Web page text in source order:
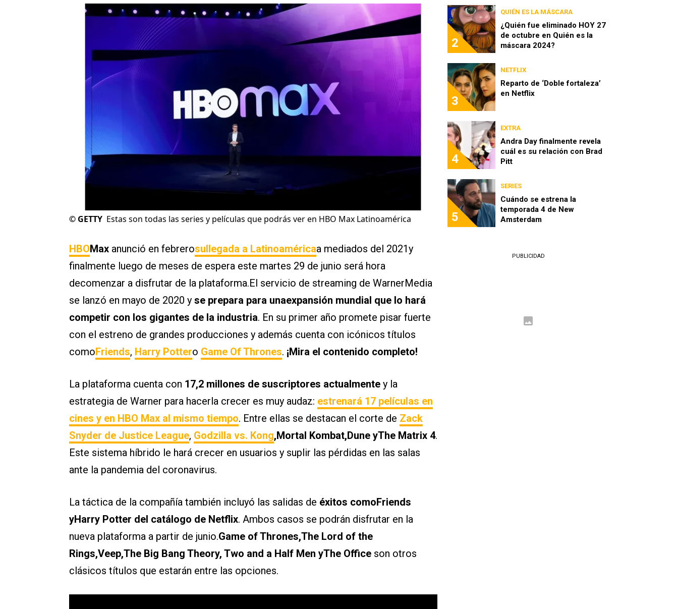
© GETTY Estas son todas las series y películas que podrás ver en HBO Max Latinoamérica
HBOMax anunció en febrerosullegada a Latinoaméricaa mediados del 2021y
finalmente luego de meses de espera este martes 29 de junio será hora
decomenzar a disfrutar de la plataforma.El servicio de streaming de WarnerMedia
se lanzó en mayo de 2020 y se prepara para unaexpansión mundial que lo hará
competir con los gigantes de la industria. En su primer año promete pisar fuerte
con el estreno de grandes producciones y además cuenta con icónicos títulos
comoFriends, Harry Pottero Game Of Thrones. ¡Mira el contenido completo!
La plataforma cuenta con 17,2 millones de suscriptores actualmente y la
estrategia de Warner para hacerla crecer es muy audaz: estrenará 17 películas en
cines y en HBO Max al mismo tiempo. Entre ellas se destacan el corte de Zack
Snyder de Justice League, Godzilla vs. Kong,Mortal Kombat,Dune yThe Matrix 4.
Este sistema híbrido le hará crecer en usuarios y suplir las pérdidas en las salas
ante la pandemia del coronavirus.
La táctica de la compañía también incluyó las salidas de éxitos comoFriends
yHarry Potter del catálogo de Netflix. Ambos casos se podrán disfrutar en la
nueva plataforma a partir de junio.Game of Thrones,The Lord of the
Rings,Veep,The Big Bang Theory, Two and a Half Men yThe Office son otros
clásicos títulos que estarán entre las opciones.
2
QUIÉN ES LA MÁSCARA
¿Quién fue eliminado HOY 27
de octubre en Quién es la
máscara 2024?
3
NETFLIX
Reparto de ‘Doble fortaleza’
en Netflix
4
EXTRA
Andra Day finalmente revela
cuál es su relación con Brad
Pitt
5
SERIES
Cuándo se estrena la
temporada 4 de New
Amsterdam
PUBLICIDAD